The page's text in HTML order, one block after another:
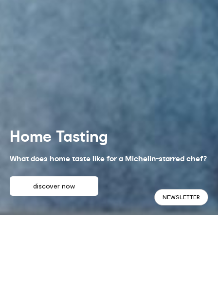
Home Tasting
What does home taste like for a Michelin-starred chef?
discover now
NEWSLETTER